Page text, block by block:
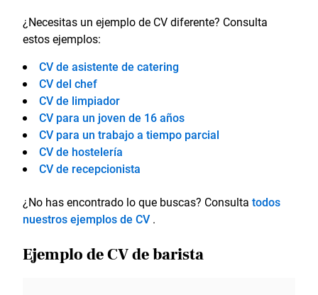
¿Necesitas un ejemplo de CV diferente? Consulta
estos ejemplos:
CV de asistente de catering
CV del chef
CV de limpiador
CV para un joven de 16 años
CV para un trabajo a tiempo parcial
CV de hostelería
CV de recepcionista
¿No has encontrado lo que buscas? Consulta todos
nuestros ejemplos de CV .
Ejemplo de CV de barista